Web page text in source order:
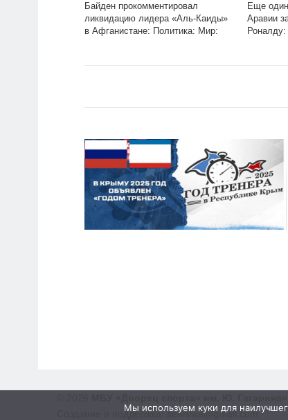
Байден прокомментировал
ликвидацию лидера «Аль-Каиды»
в Афганистане: Политика: Мир:
Еще
Аравии
Создание и поддержка: sewwwa@gmail.com
Мы используем куки для